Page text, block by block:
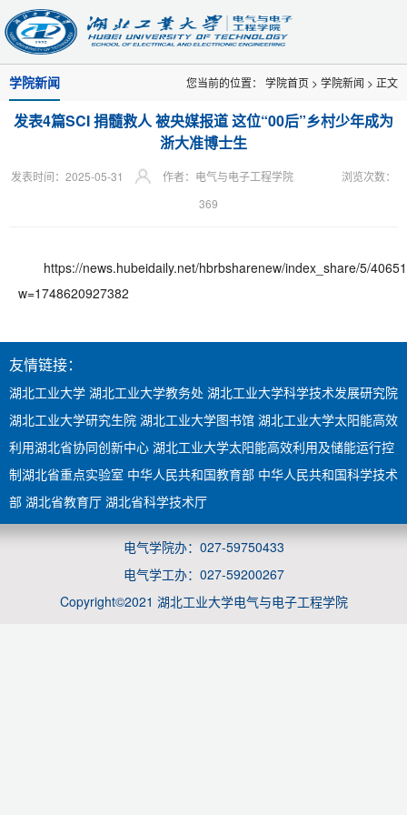
学院新闻 您当前的位置： 学院首页 > 学院新闻 > 正文
发表4篇SCI 捐髓救人 被央媒报道 这位“00后”乡村少年成为
浙大准博士生
发表时间：2025-05-31 作者：电气与电子工程学院
浏览次数：
369
https://news.hubeidaily.net/hbrbsharenew/index_share/5/
w=1748620927382
友情链接：
湖北工业大学 湖北工业大学教务处 湖北工业大学科学技术发展研究院
湖北工业大学研究生院 湖北工业大学图书馆 湖北工业大学太阳能高效
利用湖北省协同创新中心 湖北工业大学太阳能高效利用及储能运行控
制湖北省重点实验室 中华人民共和国教育部 中华人民共和国科学技术
部 湖北省教育厅 湖北省科学技术厅
电气学院办：027-59750433
电气学工办：027-59200267
Copyright©2021 湖北工业大学电气与电子工程学院